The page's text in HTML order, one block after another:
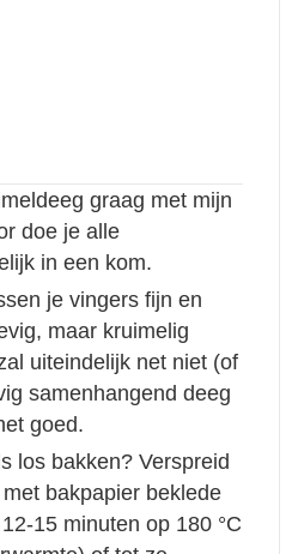
graag met mijn
doe je alle
in een kom.
je vingers fijn en
maar kruimelig
uiteindelijk net niet (of
samenhangend deeg
goed.
los bakken? Verspreid
bakpapier beklede
15 minuten op 180 °C